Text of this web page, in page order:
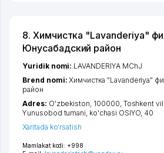
8. Химчистка "Lavanderiya"
Юнусабадский район
Mamlakat kodi: +998
Yuridik nomi: LAVANDERIYA MChJ
Brend nomi:Химчистка "Lavanderiya"
район
Adres: O'zbekiston, 100000, Toshkent
Yunusobod tumani, ko'chasi OSIYO, 40
Xaritada ko'rsatish